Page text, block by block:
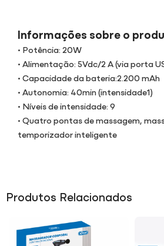
Informações sobre o
• Potência: 20W
• Alimentação: 5Vdc/2 A (via porta
• Capacidade da bateria:2.200 mAh
• Autonomia: 40min (intensidade1)
• Níveis de intensidade: 9
• Quatro pontas de massagem,
temporizador inteligente
Produtos Relacionados